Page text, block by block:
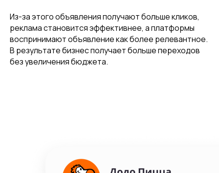
Из-за этого объявления получают больше кликов,
реклама становится эффективнее, а платформы
воспринимают объявление как более релевантное.
В результате бизнес получает больше переходов
без увеличения бюджета.